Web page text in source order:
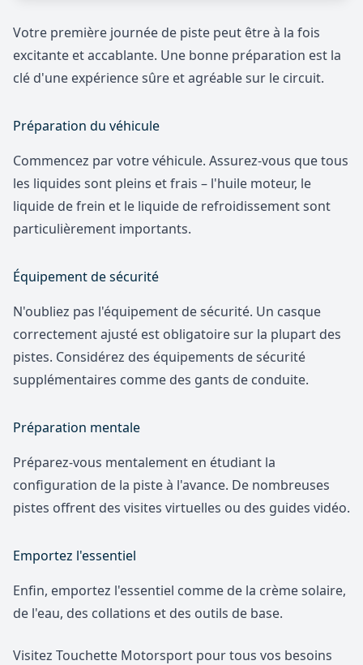
Votre première journée de piste peut être à la fois
excitante et accablante. Une bonne préparation est la
clé d'une expérience sûre et agréable sur le circuit.
Préparation du véhicule
Commencez par votre véhicule. Assurez-vous que tous
les liquides sont pleins et frais – l'huile moteur, le
liquide de frein et le liquide de refroidissement sont
particulièrement importants.
Équipement de sécurité
N'oubliez pas l'équipement de sécurité. Un casque
correctement ajusté est obligatoire sur la plupart des
pistes. Considérez des équipements de sécurité
supplémentaires comme des gants de conduite.
Préparation mentale
Préparez-vous mentalement en étudiant la
configuration de la piste à l'avance. De nombreuses
pistes offrent des visites virtuelles ou des guides vidéo.
Emportez l'essentiel
Enfin, emportez l'essentiel comme de la crème solaire,
de l'eau, des collations et des outils de base.
Visitez Touchette Motorsport pour tous vos besoins